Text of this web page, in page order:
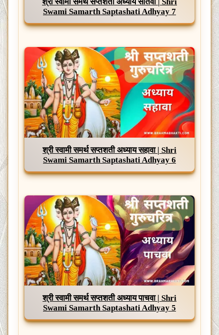
श्री स्वामी समर्थ सप्तशती अध्याय सातवा | Shri
Swami Samarth Saptashati Adhyay 7
श्री स्वामी समर्थ सप्तशती अध्याय सहावा | Shri
Swami Samarth Saptashati Adhyay 6
श्री स्वामी समर्थ सप्तशती अध्याय पाचवा | Shri
Swami Samarth Saptashati Adhyay 5